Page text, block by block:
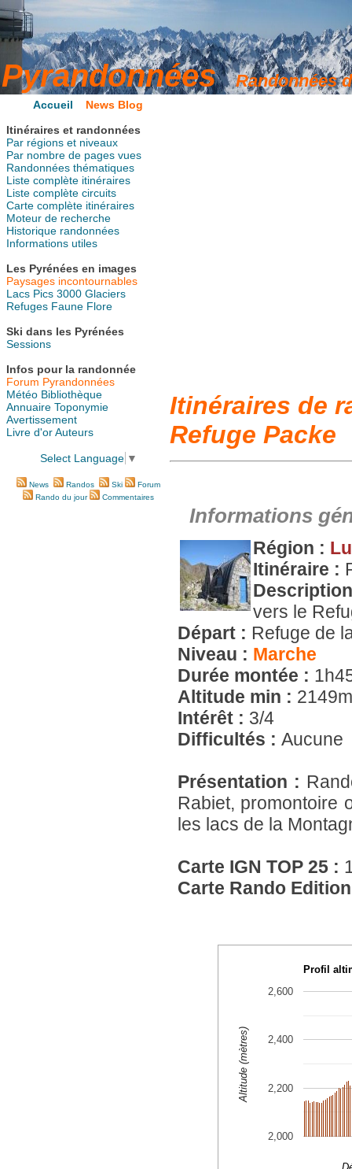
Accueil
News Blog
Itinéraires et randonnées
Par régions et niveaux
Par nombre de pages vues
Randonnées thématiques
Liste complète itinéraires
Liste complète circuits
Carte complète itinéraires
Moteur de recherche
Historique randonnées
Informations utiles
Les Pyrénées en images
Paysages incontournables
Lacs Pics 3000 Glaciers
Refuges Faune Flore
Ski dans les Pyrénées
Sessions
Infos pour la randonnée
Forum Pyrandonnées
Météo Bibliothèque
Annuaire Toponymie
Avertissement
Livre d'orAuteurs
Select Language ▼
News Randos Ski
Forum
Rando du jour
Commentaires
Itinéraires de
Refuge Packe
Informations
Région :
Itinéraire :
vers le
Départ : Refuge de
Niveau : Marche
Durée montée :
Altitude min :
Intérêt : 3/4
Difficultés : Aucune
Présentation :
Rabiet, promontoire
les lacs de la
Carte IGN TOP 25 :
Carte Rando